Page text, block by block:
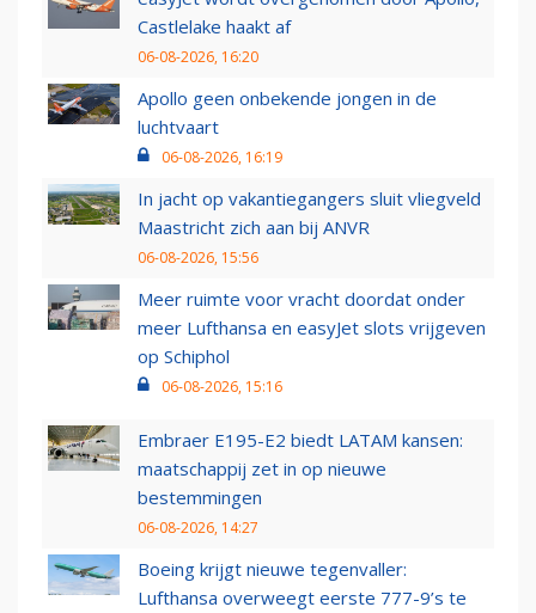
Castlelake haakt af
06-08-2026, 16:20
Apollo geen onbekende jongen in de
luchtvaart
06-08-2026, 16:19
In jacht op vakantiegangers sluit vliegveld
Maastricht zich aan bij ANVR
06-08-2026, 15:56
Meer ruimte voor vracht doordat onder
meer Lufthansa en easyJet slots vrijgeven
op Schiphol
06-08-2026, 15:16
Embraer E195-E2 biedt LATAM kansen:
maatschappij zet in op nieuwe
bestemmingen
06-08-2026, 14:27
Boeing krijgt nieuwe tegenvaller:
Lufthansa overweegt eerste 777-9’s te